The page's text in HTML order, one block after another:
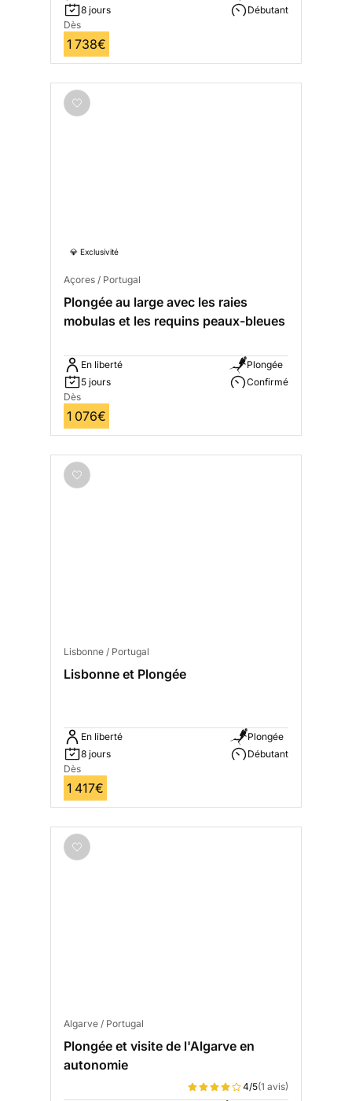
8 jours
Débutant
Dès
1 738€
💎 Exclusivité
Açores / Portugal
Plongée au large avec les raies
mobulas et les requins peaux-bleues
En liberté
5 jours
Plongée
Confirmé
Dès
1 076€
Lisbonne / Portugal
Lisbonne et Plongée
En liberté
8 jours
Plongée
Débutant
Dès
1 417€
Algarve / Portugal
Plongée et visite de l'Algarve en
autonomie
4/5(1 avis)